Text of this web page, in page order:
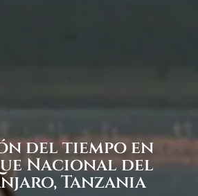
del tiempo en
Nacional del
Tanzania